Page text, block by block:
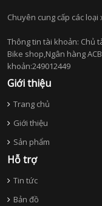
Chuyên cung cấp các
Thông tin tài khoản: Chủ
Bike shop,Ngân hàng
khoản:249012449
Giới thiệu
Trang chủ
Giới thiệu
Sản phẩm
Hỗ trợ
Tin tức
Bản đồ